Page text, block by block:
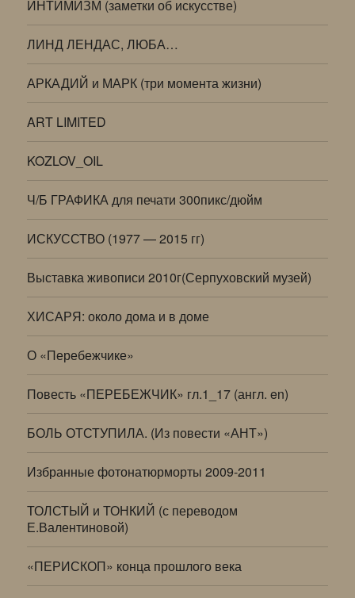
ИНТИМИЗМ (заметки об искусстве)
ЛИНД ЛЕНДАС, ЛЮБА…
АРКАДИЙ и МАРК (три момента жизни)
ART LIMITED
KOZLOV_OIL
Ч/Б ГРАФИКА для печати 300пикс/дюйм
ИСКУССТВО (1977 — 2015 гг)
Выставка живописи 2010г(Серпуховский музей)
ХИСАРЯ: около дома и в доме
О «Перебежчике»
Повесть «ПЕРЕБЕЖЧИК» гл.1_17 (англ. en)
БОЛЬ ОТСТУПИЛА. (Из повести «АНТ»)
Избранные фотонатюрморты 2009-2011
ТОЛСТЫЙ и ТОНКИЙ (с переводом
Е.Валентиновой)
«ПЕРИСКОП» конца прошлого века